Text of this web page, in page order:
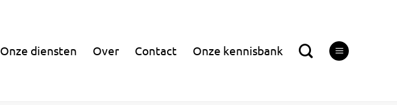
Onze diensten Over Contact Onze kennisbank